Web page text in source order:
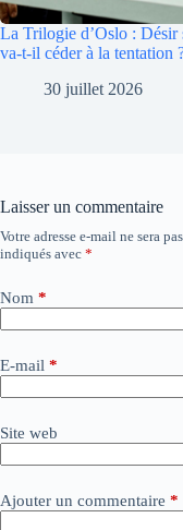
La Trilogie d’Oslo :
va-t-il céder à la tentation
30 juillet 2026
Laisser un commentaire
Votre adresse e-mail ne sera
indiqués avec *
Nom *
E-mail *
Site web
Ajouter un commentaire *
A
l
e
n
a
t
i
e